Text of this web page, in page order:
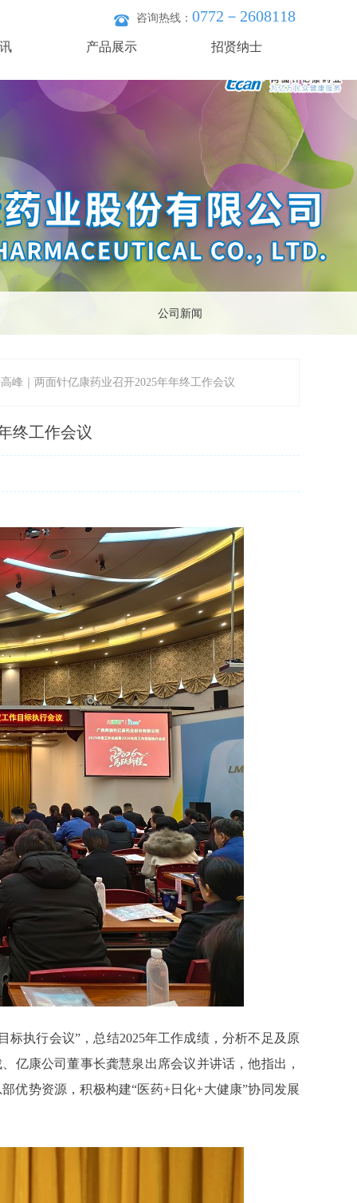
产品展示 招贤纳士
咨询热线： 0772－2608118
公司新闻
终工作会议
标执行会议”，总结2025年工作成绩，分析不足及原
亿康公司董事长龚慧泉出席会议并讲话，他指出，
优势资源，积极构建“医药+日化+大健康”协同发展
峰｜两面针亿康药业召开2025年年终工作会议